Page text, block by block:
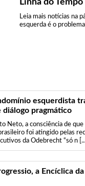
Linha do Tempo
Leia mais notícias na
esquerda é o problema
esquerdista
diálogo pragmático
Neto, a consciência de
foi atingido pelas
da Odebrecht “só n
a Encíclica da